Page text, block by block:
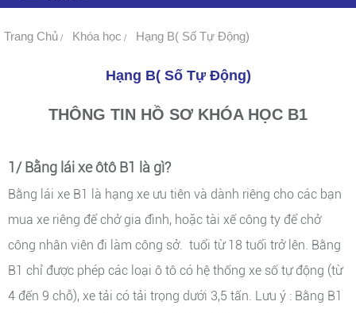
Trang Chủ Khóa học Hạng B( Số Tự Động)
Hạng B( Số Tự Động)
THÔNG TIN HỒ SƠ KHÓA HỌC B1
1/ Bằng lái xe ôtô B1 là gì?
Bằng lái xe B1 là hạng xe ưu tiên và dành riêng cho các bạn
mua xe riêng để chở gia đình, hoặc tài xế công ty để chở
công nhân viên đi làm công sở. tuổi từ 18 tuổi trở lên. Bằng
B1 chỉ được phép các loại ô tô có hệ thống xe số tự động (từ
4 đến 9 chỗ), xe tải có tải trọng dưới 3,5 tấn. Lưu ý : Bằng B1